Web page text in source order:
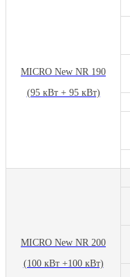
MICRO New NR 190
(95 кВт + 95 кВт)
MICRO New NR 200
(100 кВт +100 кВт)